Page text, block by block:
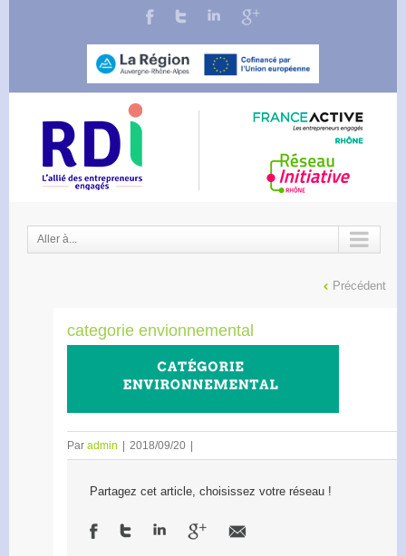
Aller à...
Précédent
categorie envionnemental
Par admin 2018/09/20
Partagez cet article, choisissez votre réseau !